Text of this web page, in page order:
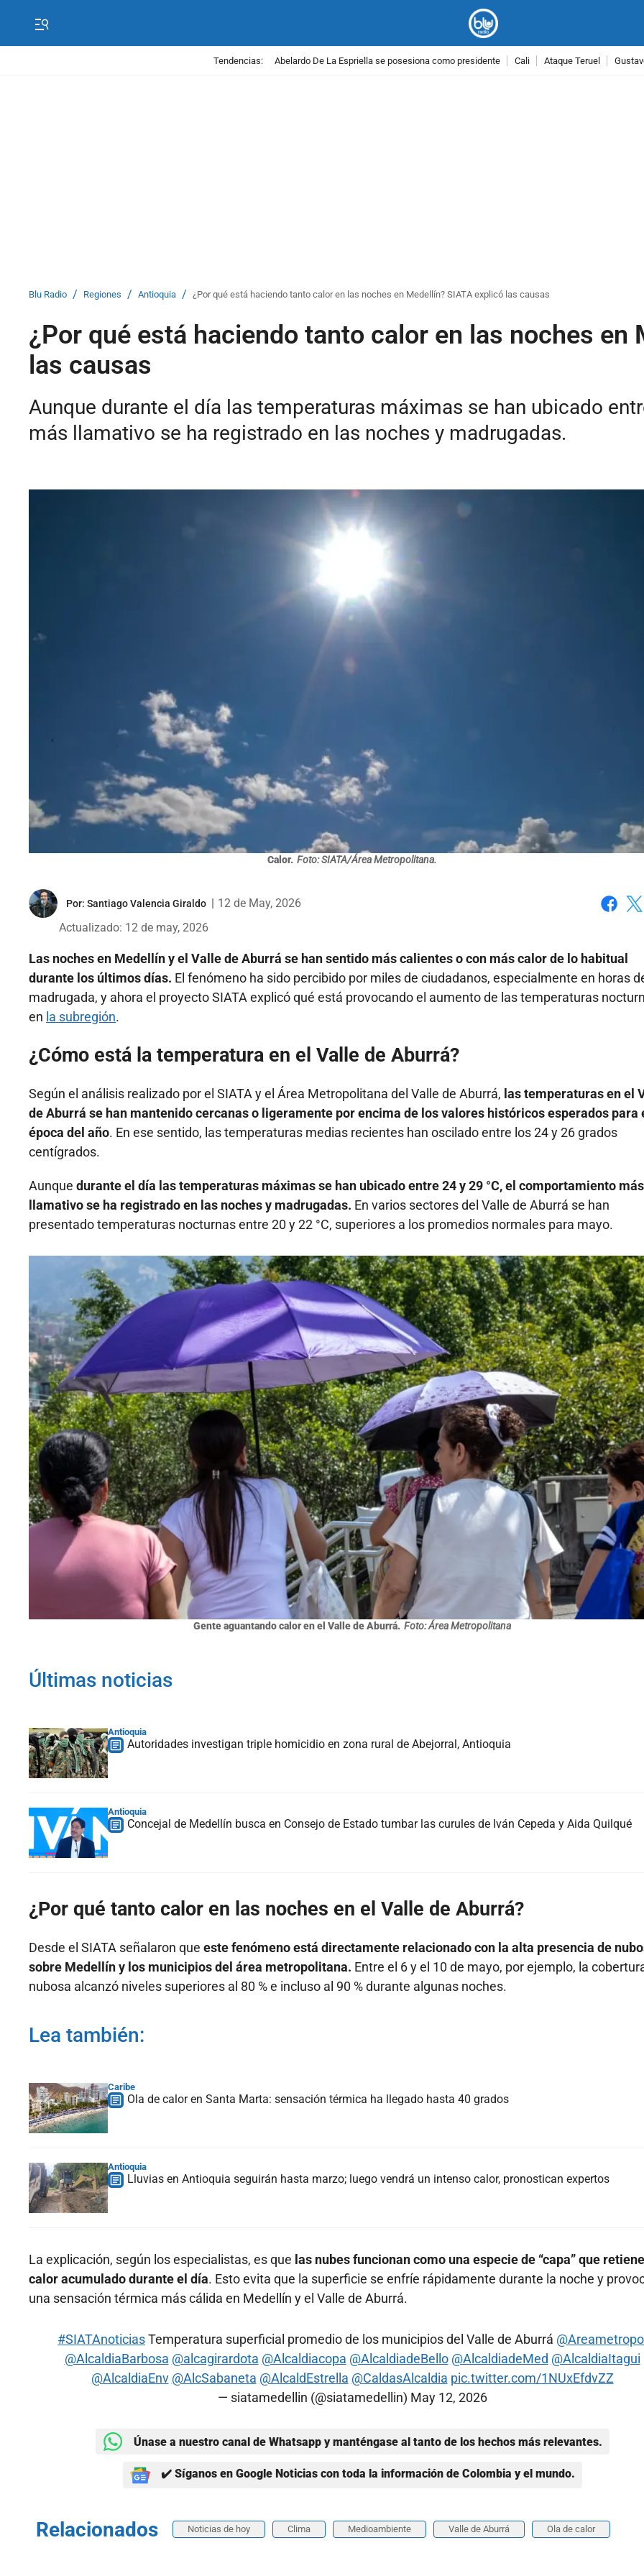
Tendencias: Abelardo De La Espriella se posesiona como presidente Cali Ataque Teruel
Blu Radio / Regiones / Antioquia / ¿Por qué está haciendo tanto calor en las noches en Medellín? SIATA explicó las causas
¿Por qué está haciendo tanto calor en las noches en
las causas
Aunque durante el día las temperaturas máximas se han ubicado
más llamativo se ha registrado en las noches y madrugadas.
Calor. Foto: SIATA/Área Metropolitana.
Por: Santiago Valencia Giraldo
12 de May, 2026
Actualizado: 12 de may, 2026
Las noches en Medellín y el Valle de Aburrá se han sentido más calientes o con más calor de lo habitual
durante los últimos días. El fenómeno ha sido percibido por miles de ciudadanos, especialmente en horas
madrugada, y ahora el proyecto SIATA explicó qué está provocando el aumento de las temperaturas
en la subregión.
¿Cómo está la temperatura en el Valle de Aburrá?
Según el análisis realizado por el SIATA y el Área Metropolitana del Valle de Aburrá, las temperaturas en el
de Aburrá se han mantenido cercanas o ligeramente por encima de los valores históricos esperados para
época del año. En ese sentido, las temperaturas medias recientes han oscilado entre los 24 y 26 grados
centígrados.
Aunque durante el día las temperaturas máximas se han ubicado entre 24 y 29 °C, el comportamiento más
llamativo se ha registrado en las noches y madrugadas. En varios sectores del Valle de Aburrá se han
presentado temperaturas nocturnas entre 20 y 22 °C, superiores a los promedios normales para mayo.
Gente aguantando calor en el Valle de Aburrá. Foto: Área Metropolitana
Últimas noticias
Antioquia
Autoridades investigan triple homicidio en zona rural de Abejorral, Antioquia
Antioquia
Concejal de Medellín busca en Consejo de Estado tumbar las curules de Iván Cepeda y Aida Quilqué
¿Por qué tanto calor en las noches en el Valle de Aburrá?
Desde el SIATA señalaron que este fenómeno está directamente relacionado con la alta presencia de
sobre Medellín y los municipios del área metropolitana. Entre el 6 y el 10 de mayo, por ejemplo, la
nubosa alcanzó niveles superiores al 80 % e incluso al 90 % durante algunas noches.
Lea también:
Caribe
Ola de calor en Santa Marta: sensación térmica ha llegado hasta 40 grados
Antioquia
Lluvias en Antioquia seguirán hasta marzo; luego vendrá un intenso calor, pronostican expertos
La explicación, según los especialistas, es que las nubes funcionan como una especie de “capa” que
calor acumulado durante el día. Esto evita que la superficie se enfríe rápidamente durante la noche y
una sensación térmica más cálida en Medellín y el Valle de Aburrá.
#SIATAnoticiasTemperatura superficial promedio de los municipios del Valle de Aburrá @Areametropol
@AlcaldiaBarbosa @alcagirardota @Alcaldiacopa @AlcaldiadeBello @AlcaldiadeMed @AlcaldiaItagui
@AlcaldiaEnv @AlcSabaneta @AlcaldEstrella @CaldasAlcaldia pic.twitter.com/1NUxEfdvZZ
— siatamedellin (@siatamedellin) May 12, 2026
Únase a nuestro canal de Whatsapp y manténgase al tanto de los hechos más relevantes.
✔️ Síganos en Google Noticias con toda la información de Colombia y el mundo.
Relacionados Noticias de hoy Clima Medioambiente Valle de Aburrá Ola de calor